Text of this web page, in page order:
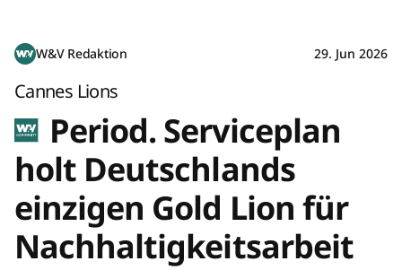
W&V Redaktion 29. Jun 2026
Cannes Lions
Period. Serviceplan
holt Deutschlands
einzigen Gold Lion für
Nachhaltigkeitsarbeit